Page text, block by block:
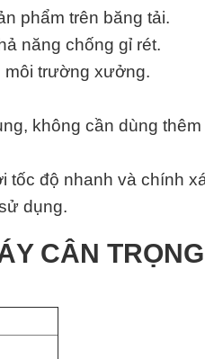
phẩm trên băng tải.
năng chống gỉ rét.
môi trường xưởng.
không cần dùng thêm
tốc độ nhanh và chính
dụng.
CÂN